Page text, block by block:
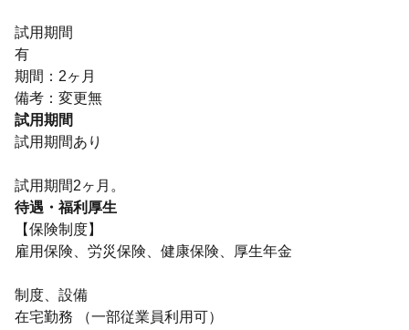
試用期間
有
期間：2ヶ月
備考：変更無
試用期間
試用期間あり
試用期間2ヶ月。
待遇・福利厚生
【保険制度】
雇用保険、労災保険、健康保険、厚生年金
制度、設備
在宅勤務 （一部従業員利用可）